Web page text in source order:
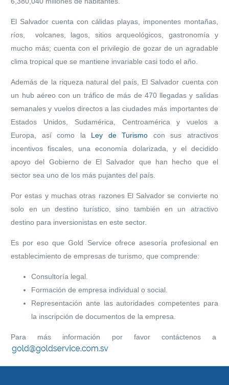
El Salvador cuenta con cálidas playas, imponentes montañas,
ríos, volcanes, lagos, sitios arqueológicos, gastronomía y
mucho más; cuenta con el privilegio de gozar de un agradable
clima tropical que se mantiene invariable casi todo el año.
Además de la riqueza natural del país, El Salvador cuenta con
un hub aéreo con un tráfico de más de 470 llegadas y salidas
semanales y vuelos directos a las ciudades más importantes de
Estados Unidos, Sudamérica, Centroamérica y vuelos a
Europa, así como la Ley de Turismo con sus atractivos
incentivos fiscales, una economía dolarizada, y el decidido
apoyo del Gobierno de El Salvador que han hecho que el
sector sea uno de los más pujantes del país.
Por estas y muchas otras razones El Salvador se convierte no
solo en un destino turístico, sino también en un atractivo
destino para inversionistas en este sector.
Es por eso que Gold Service ofrece asesoría profesional en
establecimiento de empresas de turismo, que comprende:
Consultoría legal.
Formación de empresa individual o social.
Representación ante las autoridades competentes para
la inscripción de documentos de la empresa.
Para más información por favor contáctenos a